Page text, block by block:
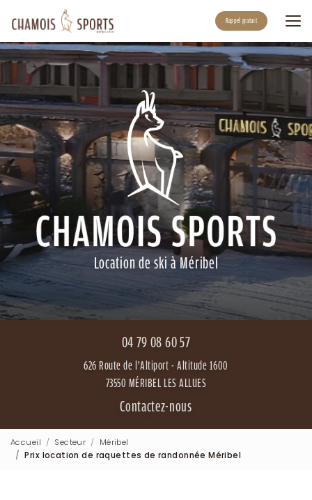
au
contenu
principal
Rappel gratuit
Location de ski à Méribel
04 79 08 60 57
626 Route de l'Altiport - Altitude 1600
73550 MÉRIBEL LES ALLUES
Contactez-nous
Accueil Secteur
Méribel
Prix location de raquettes de randonnée Méribel